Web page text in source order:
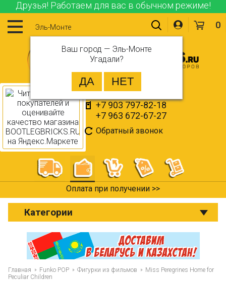
Друзья! Работаем для вас в обычном режиме!
Эль-Монте
Ваш город — Эль-Монте
Угадали?
+7 903 797-82-18
+7 963 672-67-27
Обратный звонок
0
Оплата при получении >>
Категории
Главная Funko POP Фигурки из фильмов
Miss Peregrines Home for
Peculiar Children